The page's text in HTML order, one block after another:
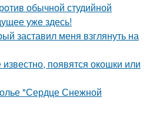
обычной студийной
уже здесь!
заставил меня взглянуть на
появятся окошки или
"Сердце Снежной